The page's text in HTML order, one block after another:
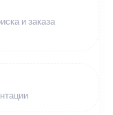
и заказа